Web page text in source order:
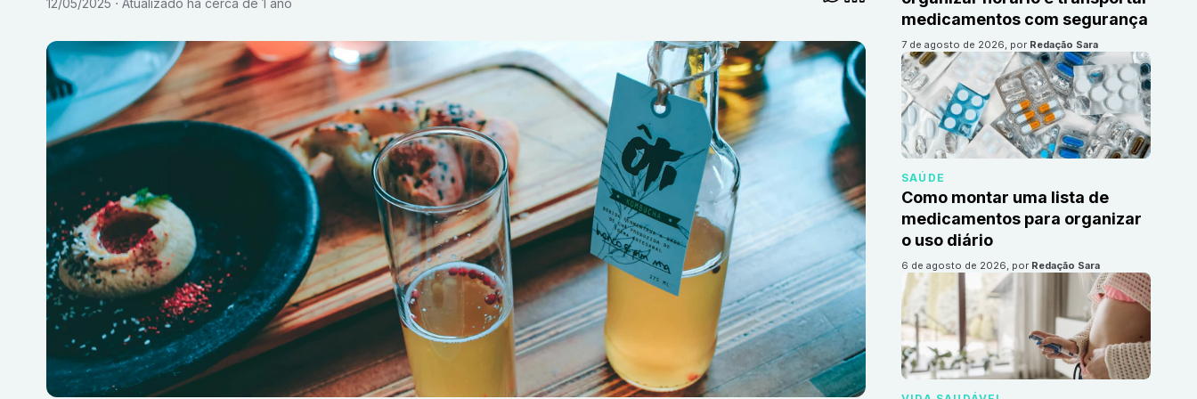
12/05/2025 Atualizado há cerca de 1 ano
medicamentos com segurança
7 de agosto de 2026, por Redação Sara
SAÚDE
Como montar uma lista de
medicamentos para organizar
o uso diário
6 de agosto de 2026, por Redação Sara